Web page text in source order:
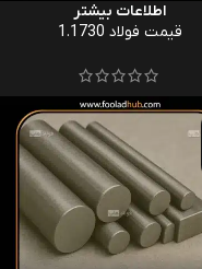
اطلاعات بیشتر
قیمت فولاد 1.1730